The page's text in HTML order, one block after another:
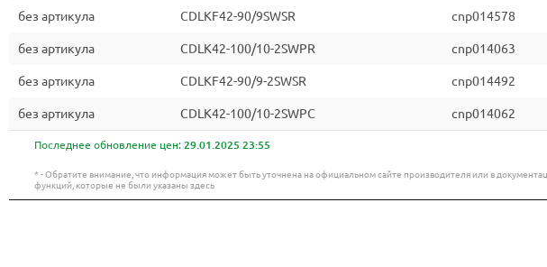
без артикула CDLKF42-90/9SWSR cnp014578
без артикула CDLK42-100/10-2SWPR cnp014063
без артикула CDLKF42-90/9-2SWSR cnp014492
без артикула CDLK42-100/10-2SWPC cnp014062
Последнее обновление цен: 29.01.2025 23:55
* - Обратите внимание, что информация может быть уточнена на официальном сайте производителя или в
функций, которые не были указаны здесь